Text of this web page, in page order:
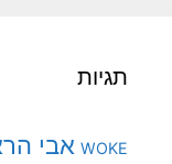
תגיות
WOKE אבי